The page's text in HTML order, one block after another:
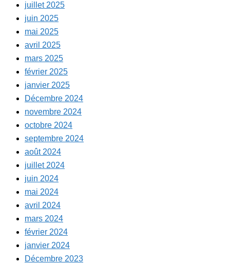
juillet 2025
juin 2025
mai 2025
avril 2025
mars 2025
février 2025
janvier 2025
Décembre 2024
novembre 2024
octobre 2024
septembre 2024
août 2024
juillet 2024
juin 2024
mai 2024
avril 2024
mars 2024
février 2024
janvier 2024
Décembre 2023